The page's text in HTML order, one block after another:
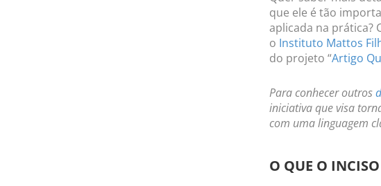
que ele é tão
aplicada na prática?
o Instituto Mattos
do projeto “Artigo
Para conhecer outros
iniciativa que visa
com uma linguagem
O QUE O